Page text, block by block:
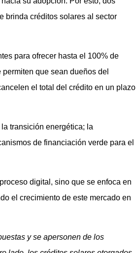
brinda créditos solares al sector
para ofrecer hasta el 100% de
que sean dueños del
el total del crédito en un plazo
transición energética; la
de financiación verde para el
digital, sino que se enfoca en
el crecimiento de este mercado en
y se apersonen de los